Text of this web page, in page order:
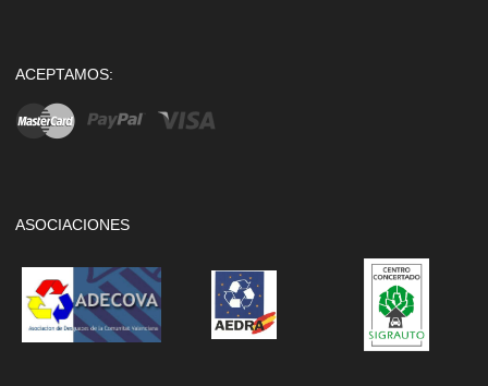
ACEPTAMOS:
ASOCIACIONES